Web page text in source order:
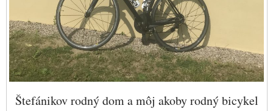
Štefánikov rodný dom a môj akoby rodný bicykel